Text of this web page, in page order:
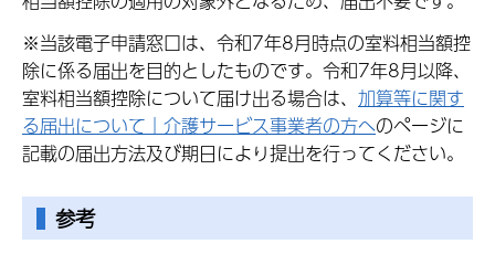
※当該電子申請窓口は、令和7年8月時点の室料相当額控
除に係る届出を目的としたものです。令和7年8月以降、
室料相当額控除について届け出る場合は、 加算等に関す
る届出について｜介護サービス事業者の方へのページに
記載の届出方法及び期日により提出を行ってください。
参考